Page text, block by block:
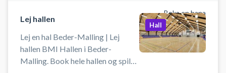
Boka en bana
Lej hallen
Lej en hal Beder-Malling | Lej
hallen BMI Hallen i Beder-
Malling. Book hele hallen og spil
Hall